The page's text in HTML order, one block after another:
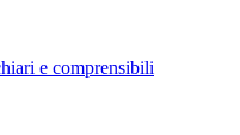
e comprensibili